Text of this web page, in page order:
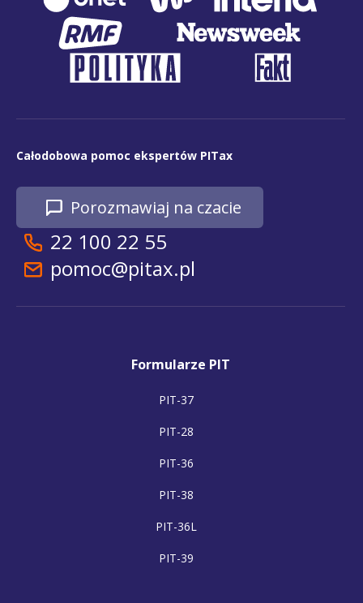
Całodobowa pomoc ekspertów PITax
Porozmawiaj na czacie
22 100 22 55
pomoc@pitax.pl
Formularze PIT
PIT-37
PIT-28
PIT-36
PIT-38
PIT-36L
PIT-39